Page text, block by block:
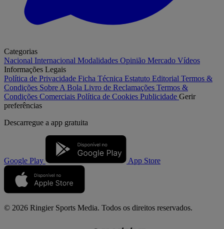
Categorias
Nacional Internacional Modalidades Opinião Mercado Vídeos
Informações Legais
Política de Privacidade Ficha Técnica Estatuto Editorial Termos &
Condições Sobre A Bola Livro de Reclamações Termos &
Condições Comerciais Política de Cookies Publicidade Gerir
preferências
Descarregue a app gratuita
Google Play App Store
© 2026 Ringier Sports Media. Todos os direitos reservados.